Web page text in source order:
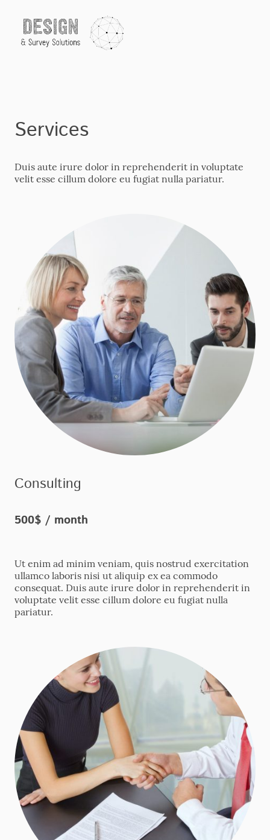
Services
Duis aute irure dolor in reprehenderit in voluptate
velit esse cillum dolore eu fugiat nulla pariatur.
Consulting
500$ / month
Ut enim ad minim veniam, quis nostrud exercitation
ullamco laboris nisi ut aliquip ex ea commodo
consequat. Duis aute irure dolor in reprehenderit in
voluptate velit esse cillum dolore eu fugiat nulla
pariatur.